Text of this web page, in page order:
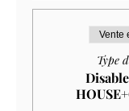
Vente
Type